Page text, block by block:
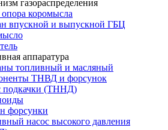
газораспределения
коромысла
впускной и выпускной ГБЦ
аппаратура
топливный и масляный
ТНВД и форсунок
подкачки (ТННД)
форсунки
насос высокого давления